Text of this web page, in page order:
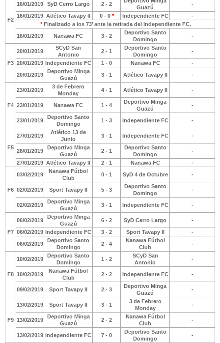
F2
16/01/2019 SyD Cerro Largo 2 - 2
Guazú
-
16/01/2019 Atlético Tavapy II 0 - 0 * Independiente FC
-
*Finalizado a los 73’ ante la retirada del Independiente FC.
16/01/2019
Nanawa FC 3 - 2
Deportivo Santo
Domingo
-
F3
20/01/2019
SCyD San
Antonio
2 - 1
Deportivo Santo
Domingo
-
20/01/2019 Independiente FC 1 - 0 Nanawa FC
-
20/01/2019
Deportivo Minga
Guazú
3 - 1 Atlético Tavapy II -
F4
23/01/2019
3 de Febrero
Monday
4 - 1 Atlético Tavapy II -
23/01/2019 Nanawa FC 1 - 4
Deportivo Minga
Guazú
-
23/01/2019
Deportivo Santo
Domingo
1 - 3 Independiente FC -
F5
27/01/2019
Atlético 13 de
Junio
3 - 1 Independiente FC -
26/01/2019
Deportivo Minga
Guazú
2 - 1
Deportivo Santo
Domingo
-
27/01/2019 Atlético Tavapy II 2 - 1 Nanawa FC -
F6
03/02/2019
Nanawa Fútbol
Club
0 - 1 SyD 4 de Octubre -
02/02/2019 Sport Tavapy II 5 - 3
Deportivo Santo
Domingo
-
02/02/2019
Deportivo Minga
Guazú
3 - 1 Independiente FC -
F7
06/02/2019
Deportivo Minga
Guazú
6 - 2 SyD Cerro Largo
-
06/02/2019 Independiente FC 3 - 2 Sport Tavapy II
-
06/02/2019
Deportivo Santo
Domingo
2 - 4
Nanawa Fútbol
Club
-
F8
10/02/2019
Deportivo Santo
Domingo
1 - 2
SCyD San
Antonio
-
10/02/2019
Nanawa Fútbol
Club
2 - 2 Independiente FC -
09/02/2019 Sport Tavapy II 2 - 3
Deportivo Minga
Guazú
-
F9
13/02/2019 Sport Tavapy II 3 - 1
3 de Febrero
Monday
-
13/02/2019
Deportivo Minga
Guazú
2 - 2
Nanawa Fútbol
Club
-
13/02/2019 Independiente FC 7 - 0
Deportivo Santo
Domingo
-